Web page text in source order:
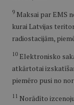
9 Maksai par EMS
kurai Latvijas
radiostacijām,
10 Elektronisko
atkārtotai
piemēro pusi no
11 Norādīto